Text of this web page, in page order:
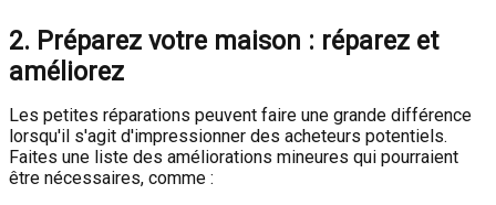
2. Préparez votre maison : réparez et
améliorez
Les petites réparations peuvent faire une grande différence
lorsqu'il s'agit d'impressionner des acheteurs potentiels.
Faites une liste des améliorations mineures qui pourraient
être nécessaires, comme :